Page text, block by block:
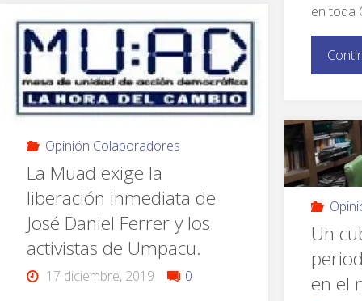
en toda
Opinión Colaboradores
La Muad exige la
liberación inmediata de
José Daniel Ferrer y los
activistas de Umpacu.
17 diciembre, 2019 0
Un
en el